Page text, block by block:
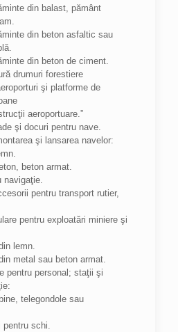
din balast, pământ
din beton asfaltic sau
din beton de ciment.
drumuri forestiere
şi platforme de
aeroportuare.”
şi docuri pentru nave.
şi lansarea navelor:
beton armat.
navigaţie.
pentru transport rutier,
pentru exploatări miniere şi
lemn.
metal sau beton armat.
pentru personal; staţii şi
telegondole sau
pentru schi.